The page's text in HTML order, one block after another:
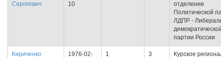
Сергеевич
10
отделение
Политической
ЛДПР -
партии России
Кириченко
1976-02-
1 3
Курское